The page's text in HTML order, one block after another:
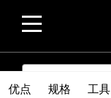
SEARCH
优点 规格 工具